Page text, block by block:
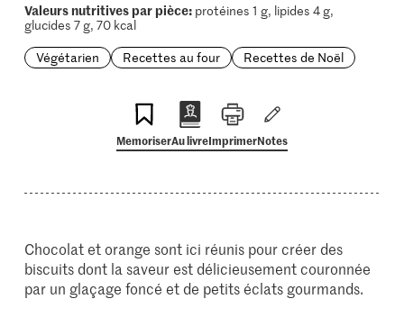
Valeurs nutritives par pièce:protéines 1 g, lipides 4 g,
glucides 7 g, 70 kcal
Végétarien
Recettes au four Recettes de Noël
MemoriserAu livreImprimerNotes
Chocolat et orange sont ici réunis pour créer des
biscuits dont la saveur est délicieusement couronnée
par un glaçage foncé et de petits éclats gourmands.